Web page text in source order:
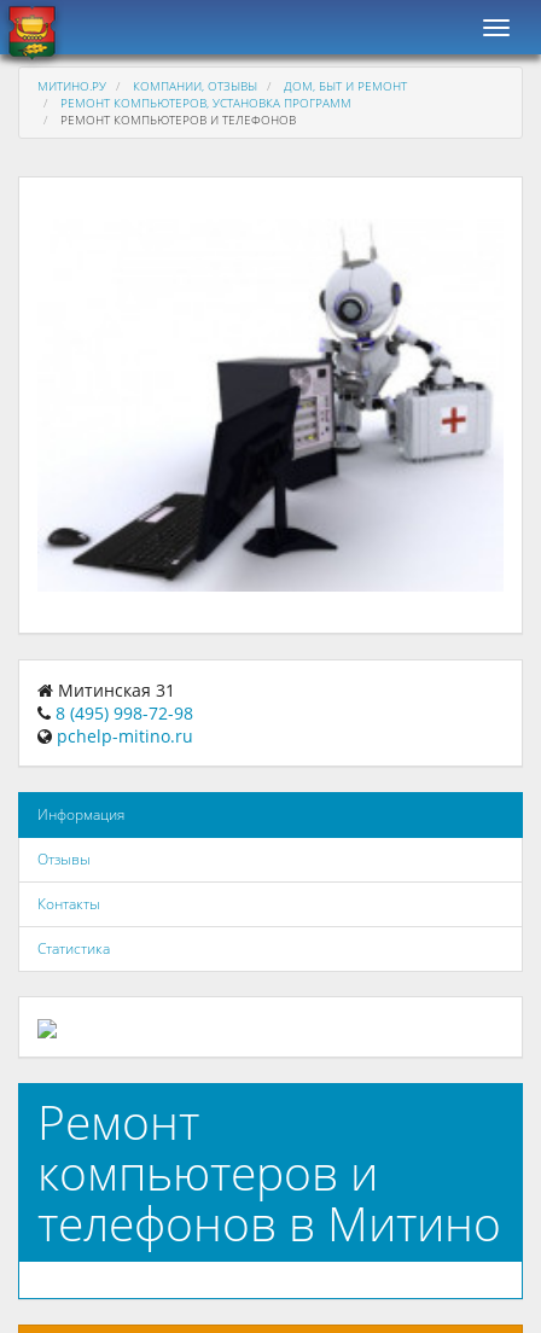
МИТИНО.РУ КОМПАНИИ, ОТЗЫВЫ
ДОМ, БЫТ И РЕМОНТ
РЕМОНТ КОМПЬЮТЕРОВ, УСТАНОВКА ПРОГРАММ
РЕМОНТ КОМПЬЮТЕРОВ И ТЕЛЕФОНОВ
Митинская 31
8 (495) 998-72-98
pchelp-mitino.ru
Информация
Отзывы
Контакты
Статистика
Ремонт
компьютеров и
телефонов в Митино